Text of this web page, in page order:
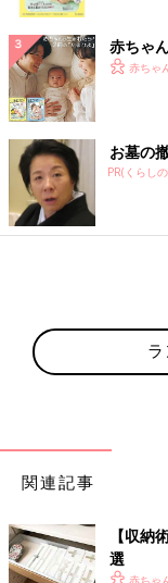
赤ちゃ
赤ちゃ
お墓の
PR(くらし
関連記事
【収
選